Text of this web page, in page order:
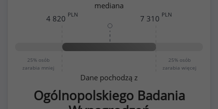
mediana
25% osób
zarabia mniej
25% osób
zarabia więcej
4 820 PLN 7 310 PLN
Dane pochodzą z
Ogólnopolskiego Badania